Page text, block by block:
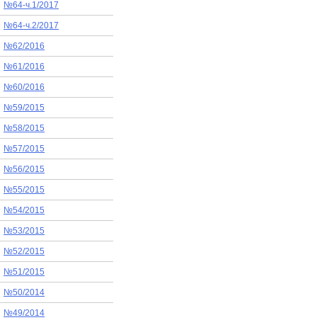
№64-ч.1/2017
№64-ч.2/2017
№62/2016
№61/2016
№60/2016
№59/2015
№58/2015
№57/2015
№56/2015
№55/2015
№54/2015
№53/2015
№52/2015
№51/2015
№50/2014
№49/2014